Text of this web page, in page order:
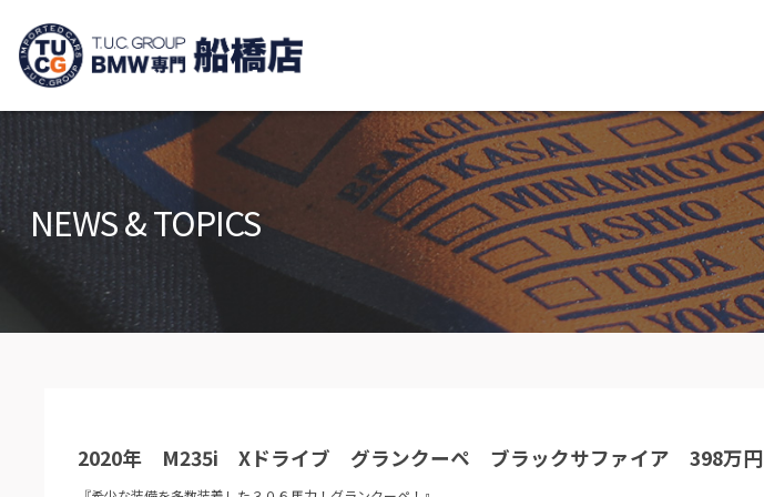
ニュース
News and Topics
在庫リスト
Stock list
保証＆サービス
Warranty and Serivce
アクセスマップ
Access map
特別作業について
Special service
オーダーサービス
Order service
会社概要
NEWS & TOPICS
2020年 M235i Xドライブ グランクーペ ブラックサファイア 398万円